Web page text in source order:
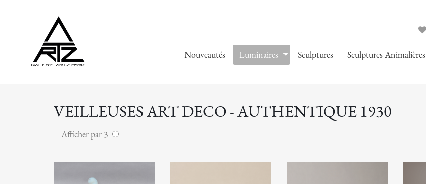
Nouveautés Luminaires Sculptures Sculptures Animalières
VEILLEUSES ART DECO - AUTHENTIQUE 1930
Afficher par 3